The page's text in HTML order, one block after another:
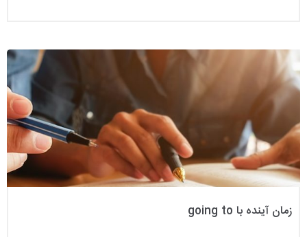
زمان آینده با going to